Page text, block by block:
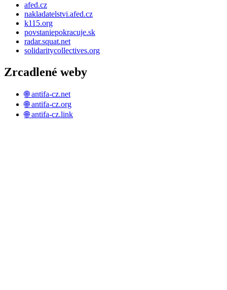
afed.cz
nakladatelstvi.afed.cz
k115.org
povstaniepokracuje.sk
radar.squat.net
solidaritycollectives.org
Zrcadlené weby
🌐 antifa-cz.net
🌐 antifa-cz.org
🌐 antifa-cz.link